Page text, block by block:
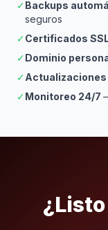
✓Backups
seguros
✓Certificados
✓Dominio
✓Actualizaciones
✓Monitoreo 24/7